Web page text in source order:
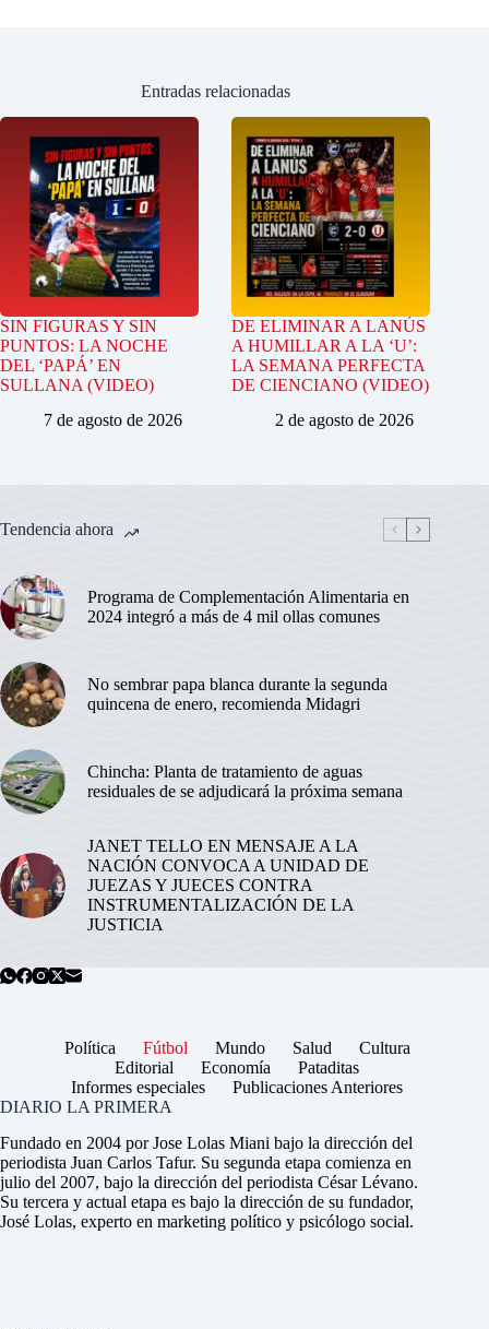
Entradas relacionadas
SIN FIGURAS Y SIN
PUNTOS: LA NOCHE
DEL ‘PAPÁ’ EN
SULLANA (VIDEO)
7 de agosto de 2026
DE ELIMINAR A LANÚS
A HUMILLAR A LA ‘U’:
LA SEMANA PERFECTA
DE CIENCIANO (VIDEO)
2 de agosto de 2026
Tendencia ahora
Programa de Complementación Alimentaria en
2024 integró a más de 4 mil ollas comunes
No sembrar papa blanca durante la segunda
quincena de enero, recomienda Midagri
Chincha: Planta de tratamiento de aguas
residuales de se adjudicará la próxima semana
JANET TELLO EN MENSAJE A LA
NACIÓN CONVOCA A UNIDAD DE
JUEZAS Y JUECES CONTRA
INSTRUMENTALIZACIÓN DE LA
JUSTICIA
Política Fútbol Mundo Salud
Cultura
Editorial
Economía
Pataditas
Informes especiales
Publicaciones Anteriores
DIARIO LA PRIMERA
Fundado en 2004 por Jose Lolas Miani bajo la dirección del
periodista Juan Carlos Tafur. Su segunda etapa comienza en
julio del 2007, bajo la dirección del periodista César Lévano.
Su tercera y actual etapa es bajo la dirección de su fundador,
José Lolas, experto en marketing político y psicólogo social.